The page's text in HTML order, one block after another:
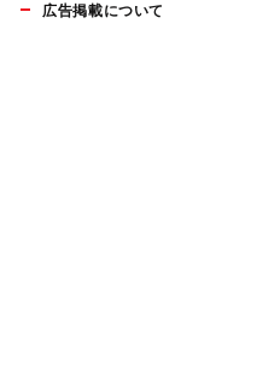
広告掲載について